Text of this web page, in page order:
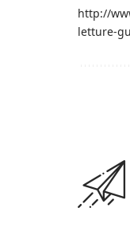
http://
letture-